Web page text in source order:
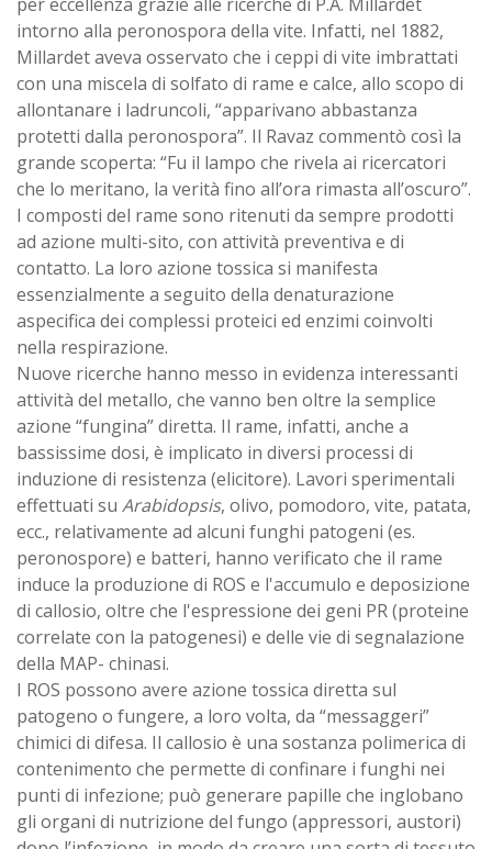
intorno alla peronospora della vite. Infatti, nel 1882,
Millardet aveva osservato che i ceppi di vite imbrattati
con una miscela di solfato di rame e calce, allo scopo di
allontanare i ladruncoli, “apparivano abbastanza
protetti dalla peronospora”. Il Ravaz commentò così la
grande scoperta: “Fu il lampo che rivela ai ricercatori
che lo meritano, la verità fino all’ora rimasta all’oscuro”.
I composti del rame sono ritenuti da sempre prodotti
ad azione multi-sito, con attività preventiva e di
contatto. La loro azione tossica si manifesta
essenzialmente a seguito della denaturazione
aspecifica dei complessi proteici ed enzimi coinvolti
nella respirazione.
Nuove ricerche hanno messo in evidenza interessanti
attività del metallo, che vanno ben oltre la semplice
azione “fungina” diretta. Il rame, infatti, anche a
bassissime dosi, è implicato in diversi processi di
induzione di resistenza (elicitore). Lavori sperimentali
effettuati su Arabidopsis, olivo, pomodoro, vite, patata,
ecc., relativamente ad alcuni funghi patogeni (es.
peronospore) e batteri, hanno verificato che il rame
induce la produzione di ROS e l'accumulo e deposizione
di callosio, oltre che l'espressione dei geni PR (proteine
correlate con la patogenesi) e delle vie di segnalazione
della MAP- chinasi.
I ROS possono avere azione tossica diretta sul
patogeno o fungere, a loro volta, da “messaggeri”
chimici di difesa. Il callosio è una sostanza polimerica di
contenimento che permette di confinare i funghi nei
punti di infezione; può generare papille che inglobano
gli organi di nutrizione del fungo (appressori, austori)